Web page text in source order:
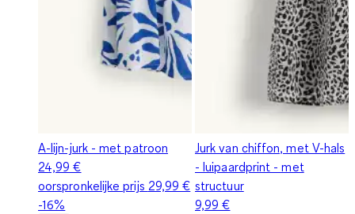
A-lijn-jurk - met patroon
24,99 €
oorspronkelijke prijs 29,99 €
-16%
Jurk van chiffon, met V-hals
- luipaardprint - met
structuur
9,99 €